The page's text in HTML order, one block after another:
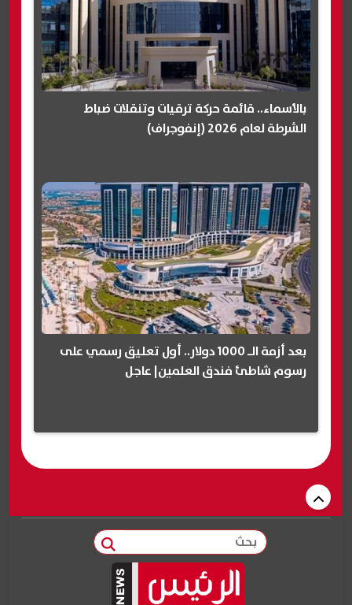
بالأسماء.. قائمة حركة ترقيات وتنقلات ضباط
الشرطة لعام 2026 (إنفوجراف)
بعد أزمة الـ 1000 دولار.. أول تعليق رسمي على
رسوم شاطئ فندق العلمين| عاجل
بحث